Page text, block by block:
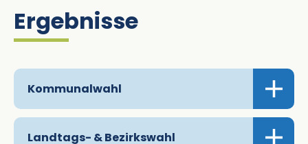
Ergebnisse
Kommunalwahl
Allgemeine Informationen:
Landtags- & Bezirkswahl